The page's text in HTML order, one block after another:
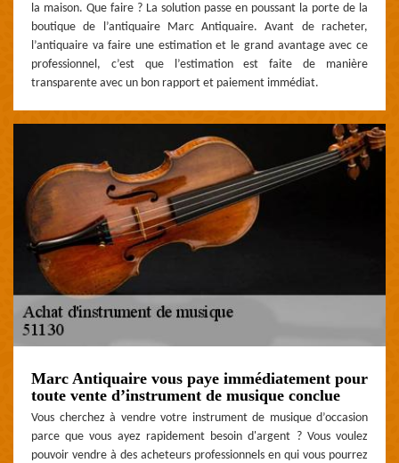
la maison. Que faire ? La solution passe en poussant la porte de la
boutique de l’antiquaire Marc Antiquaire. Avant de racheter,
l’antiquaire va faire une estimation et le grand avantage avec ce
professionnel, c’est que l’estimation est faite de manière
transparente avec un bon rapport et paiement immédiat.
Marc Antiquaire vous paye immédiatement pour
toute vente d’instrument de musique conclue
Vous cherchez à vendre votre instrument de musique d’occasion
parce que vous ayez rapidement besoin d'argent ? Vous voulez
pouvoir vendre à des acheteurs professionnels en qui vous pourrez